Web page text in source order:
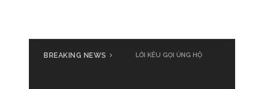
BREAKING NEWS Cả nước cùng đồng loạt phát